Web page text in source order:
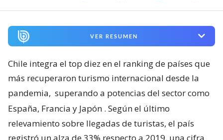
VER RESUMEN
Chile integra el top diez en el ranking de países que
más recuperaron turismo internacional desde la
pandemia, superando a potencias del sector como
España, Francia y Japón . Según el último
relevamiento sobre llegadas de turistas, el país
registró un alza de 33% respecto a 2019, una cifra